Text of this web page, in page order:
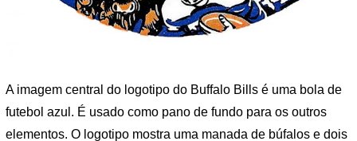
A imagem central do logotipo do Buffalo Bills é uma bola de
futebol azul. É usado como pano de fundo para os outros
elementos. O logotipo mostra uma manada de búfalos e dois